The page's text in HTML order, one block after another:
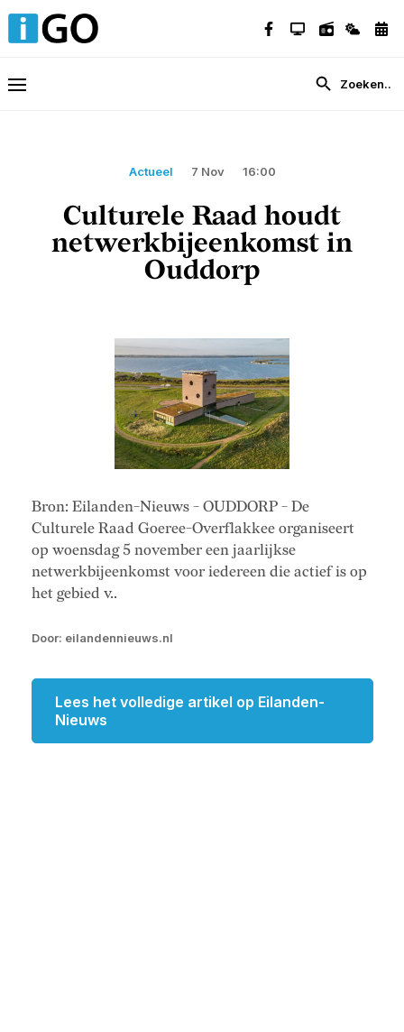
Actueel 7 Nov 16:00
Culturele Raad houdt
netwerkbijeenkomst in
Ouddorp
Bron: Eilanden-Nieuws - OUDDORP - De
Culturele Raad Goeree-Overflakkee organiseert
op woensdag 5 november een jaarlijkse
netwerkbijeenkomst voor iedereen die actief is op
het gebied v..
Door: eilandennieuws.nl
Lees het volledige artikel op Eilanden-
Nieuws